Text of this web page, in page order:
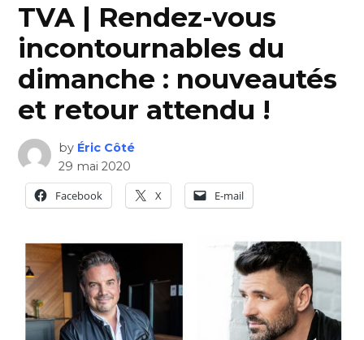
TVA | Rendez-vous
incontournables du
dimanche : nouveautés
et retour attendu !
by Éric Côté
29 mai 2020
Facebook
X E-mail